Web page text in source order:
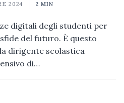
2024 2 MIN
digitali degli studenti per
del futuro. È questo
dirigente scolastica
di…